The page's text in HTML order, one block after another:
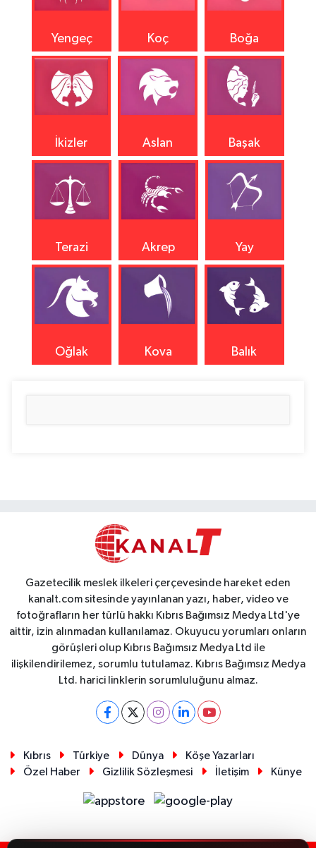
Yengeç Koç Boğa
İkizler Aslan Başak
Terazi Akrep Yay
Oğlak Kova Balık
Gazetecilik meslek ilkeleri çerçevesinde hareket eden
kanalt.com sitesinde yayınlanan yazı, haber, video ve
fotoğrafların her türlü hakkı Kıbrıs Bağımsız Medya Ltd'ye
aittir, izin alınmadan kullanılamaz. Okuyucu yorumları onların
görüşleri olup Kıbrıs Bağımsız Medya Ltd ile
ilişkilendirilemez, sorumlu tutulamaz. Kıbrıs Bağımsız Medya
Ltd. harici linklerin sorumluluğunu almaz.
Kıbrıs Türkiye Dünya
Köşe Yazarları
Özel Haber
Gizlilik Sözleşmesi İletişim Künye